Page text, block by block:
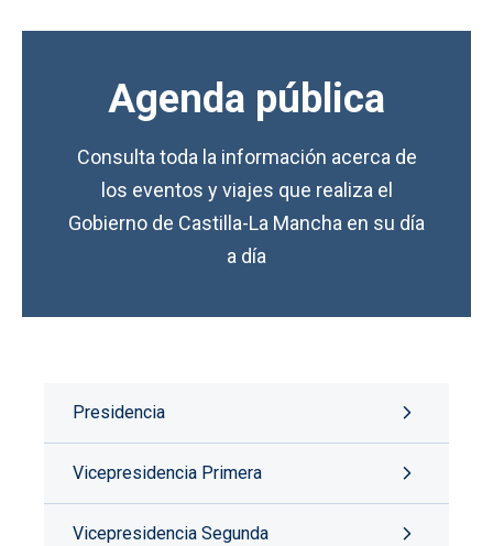
Agenda pública
Consulta toda la información acerca de
los eventos y viajes que realiza el
Gobierno de Castilla-La Mancha en su día
a día
Presidencia
Vicepresidencia Primera
Vicepresidencia Segunda